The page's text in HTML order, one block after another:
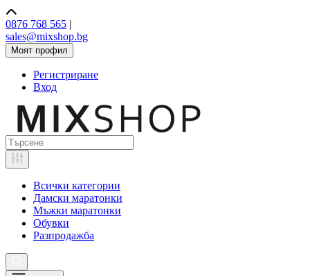
0876 768 565 |
sales@mixshop.bg
Моят профил
Регистриране
Вход
Всички категории
Дамски маратонки
Мъжки маратонки
Обувки
Разпродажба